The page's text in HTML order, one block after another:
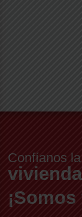
Confíanos la